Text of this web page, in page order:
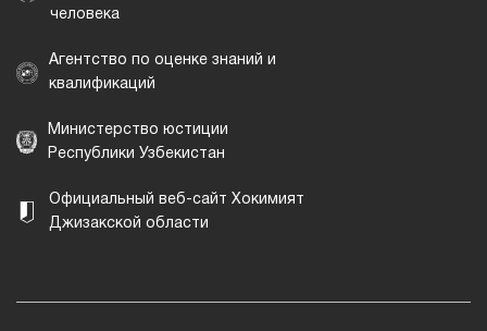
человека
Агентство по оценке знаний и
квалификаций
Министерство юстиции
Республики Узбекистан
Официальный веб-сайт Хокимият
Джизакской области